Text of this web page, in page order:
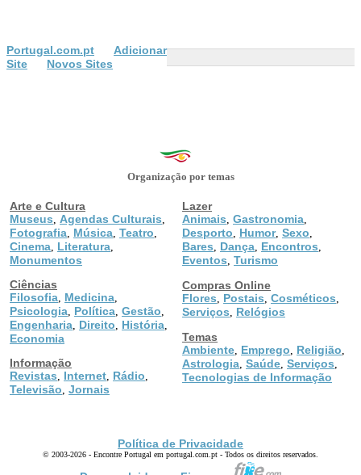
Portugal.com.pt
Adicionar
Site
Novos Sites
Organização por temas
Arte e Cultura
Museus
Agendas Culturais
Fotografia Música Teatro
Cinema Literatura
Monumentos
Ciências
Filosofia Medicina
Psicologia Política Gestão
Engenharia Direito História
Economia
Informação
Revistas
Internet Rádio
Televisão Jornais
Lazer
Animais Gastronomia
Desporto Humor, Sexo
Bares Dança Encontros
Eventos Turismo
Compras Online
Flores
Postais Cosméticos
Serviços
Relógios
Temas
Ambiente Emprego Religião
Astrologia Saúde Serviços
Tecnologias de Informação
Política de Privacidade
© 2003-2026 - Encontre Portugal em portugal.com.pt - Todos os direitos reservados.